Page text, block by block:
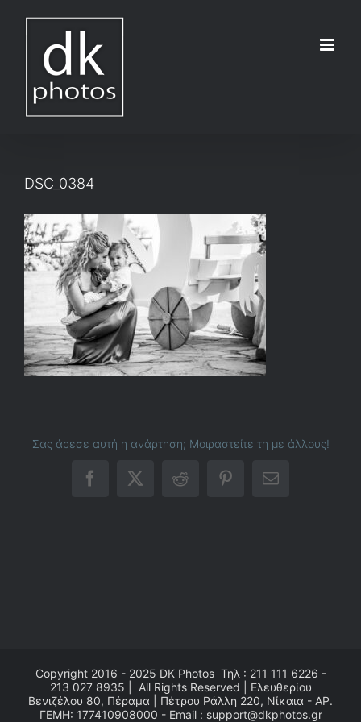
DSC_0384
Σας άρεσε αυτή η ανάρτηση; Μοιραστείτε τη με άλλους!
Facebook
X RedditPinterestEmail
Copyright 2016 - 2025 DK PhotosΤηλ : 211 111 6226 -
213 027 8935 | All Rights Reserved | Ελευθερίου
Βενιζέλου 80, Πέραμα | Πέτρου Ράλλη 220, Νίκαια - ΑΡ.
ΓΕΜΗ: 177410908000 - Email : support@dkphotos.gr